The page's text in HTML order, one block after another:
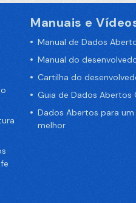
Manuais e
Manual de Dados
Manual do
Cartilha do
Guia de Dados Abertos
Dados Abertos para um
melhor